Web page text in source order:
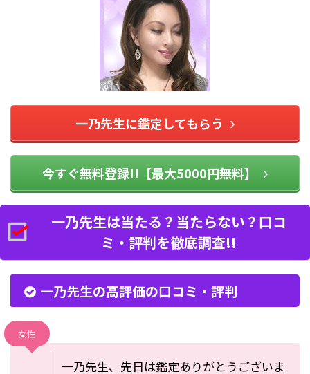
一乃先生に鑑定してもらう
今すぐ無料登録!!【最大5000円無料】
一乃先生は当たる？当たらない？口コ
ミ・評判を徹底調査!!
一乃先生の高評価の口コミ・評判
女性
一乃先生、先日は鑑定ありがとうございま